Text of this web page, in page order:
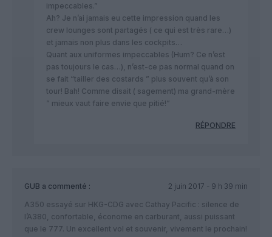
impeccables.”
Ah? Je n’ai jamais eu cette impression quand les
crew lounges sont partagés ( ce qui est très rare…)
et jamais non plus dans les cockpits…
Quant aux uniformes impeccables (Hum? Ce n’est
pas toujours le cas…), n’est-ce pas normal quand on
se fait “tailler des costards ” plus souvent qu’à son
tour! Bah! Comme disait ( sagement) ma grand-mère
” mieux vaut faire envie que pitié!”
RÉPONDRE
GUB a commenté :
2 juin 2017 - 9 h 39 min
A350 essayé sur HKG-CDG avec Cathay Pacific : silence de
l’A380, confortable, économe en carburant, aussi puissant
que le 777. Un excellent vol et souvenir, vivement le prochain!